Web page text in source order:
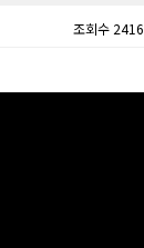
조회수 2416